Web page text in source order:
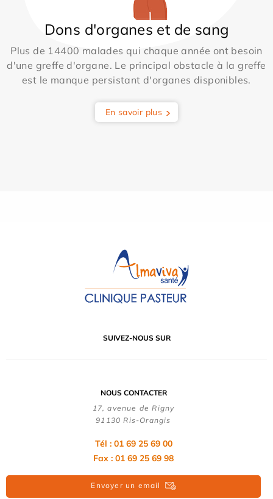
Dons d'organes et de sang
Plus de 14400 malades qui chaque année ont besoin
d'une greffe d'organe. Le principal obstacle à la greffe
est le manque persistant d'organes disponibles.
En savoir plus
SUIVEZ-NOUS SUR
NOUS CONTACTER
17, avenue de Rigny
91130 Ris-Orangis
Tél : 01 69 25 69 00
Fax : 01 69 25 69 98
Envoyer un email